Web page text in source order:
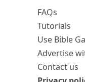
FAQs
Tutorials
Use Bible
Advertise
Contact us